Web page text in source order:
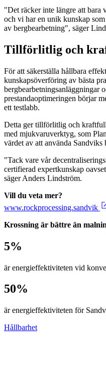
"Det räcker inte längre att bara
och vi har en unik kunskap
av bergbearbetning", säger
Tillförlitlig och
För att säkerställa hållbara
kunskapsöverföring av bästa
bergbearbetningsanläggningar
prestandaoptimeringen börjar
ett testlabb.
Detta ger tillförlitlig och
med mjukvaruverktyg, som
värdet av att använda Sandviks
"Tack vare vår
certifierad expertkunskap
säger Anders Lindström.
Vill du veta mer?
www.rockprocessing.sandvik
Krossning är bättre än
5%
är energieffektiviteten vid
50%
är energieffektiviteten för
Hållbarhet